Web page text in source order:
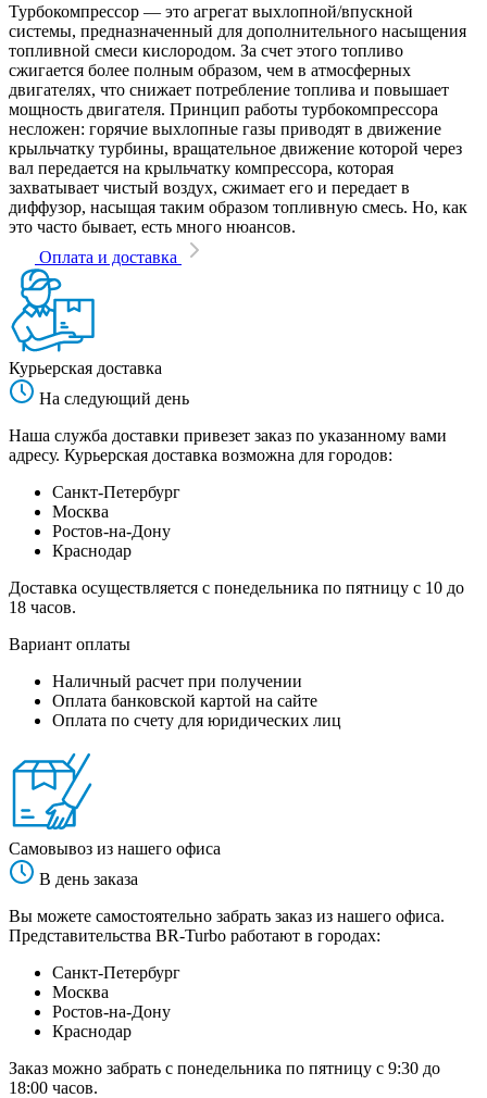
Турбокомпрессор — это агрегат выхлопной/впускной
системы, предназначенный для дополнительного насыщения
топливной смеси кислородом. За счет этого топливо
сжигается более полным образом, чем в атмосферных
двигателях, что снижает потребление топлива и повышает
мощность двигателя. Принцип работы турбокомпрессора
несложен: горячие выхлопные газы приводят в движение
крыльчатку турбины, вращательное движение которой через
вал передается на крыльчатку компрессора, которая
захватывает чистый воздух, сжимает его и передает в
диффузор, насыщая таким образом топливную смесь. Но, как
это часто бывает, есть много нюансов.
Оплата и доставка
Курьерская доставка
На следующий день
Наша служба доставки привезет заказ по указанному вами
адресу. Курьерская доставка возможна для городов:
Санкт-Петербург
Москва
Ростов-на-Дону
Краснодар
Доставка осуществляется с понедельника по пятницу с 10 до
18 часов.
Вариант оплаты
Наличный расчет при получении
Оплата банковской картой на сайте
Оплата по счету для юридических лиц
Самовывоз из нашего офиса
В день заказа
Вы можете самостоятельно забрать заказ из нашего офиса.
Представительства BR-Turbo работают в городах:
Санкт-Петербург
Москва
Ростов-на-Дону
Краснодар
Заказ можно забрать с понедельника по пятницу с 9:30 до
18:00 часов.